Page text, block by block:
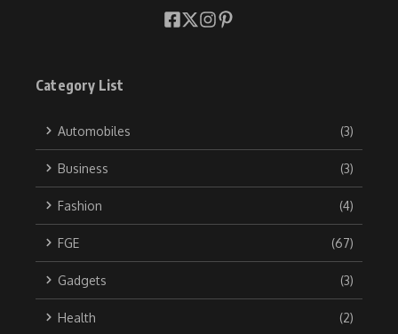
Category List
Automobiles (3)
Business (3)
Fashion (4)
FGE (67)
Gadgets (3)
Health (2)